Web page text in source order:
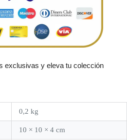
exclusivas y eleva tu colección
0,2 kg
10 × 10 × 4 cm